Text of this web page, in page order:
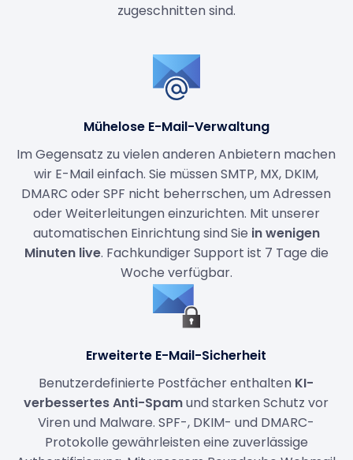
zugeschnitten sind.
Mühelose E-Mail-Verwaltung
Im Gegensatz zu vielen anderen Anbietern machen
wir E-Mail einfach. Sie müssen SMTP, MX, DKIM,
DMARC oder SPF nicht beherrschen, um Adressen
oder Weiterleitungen einzurichten. Mit unserer
automatischen Einrichtung sind Sie in wenigen
Minuten live. Fachkundiger Support ist 7 Tage die
Woche verfügbar.
Erweiterte E-Mail-Sicherheit
Benutzerdefinierte Postfächer enthalten KI-
verbessertes Anti-Spamund starken Schutz vor
Viren und Malware. SPF-, DKIM- und DMARC-
Protokolle gewährleisten eine zuverlässige